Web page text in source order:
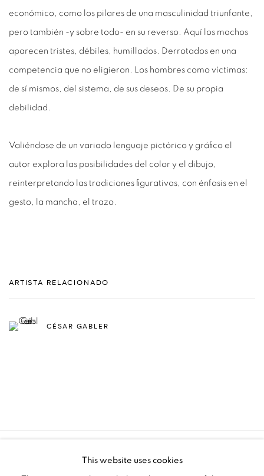
económico, como los pilares de una masculinidad triunfante,
pero también -y sobre todo- en su reverso. Aquí los machos
aparecen tristes, débiles, humillados. Derrotados en una
competencia que no eligieron. Los hombres como víctimas:
de sí mismos, del sistema, de sus deseos. De su propia
debilidad.
Valiéndose de un variado lenguaje pictórico y gráfico el
autor explora las posibilidades del color y el dibujo,
reinterpretando las tradiciones figurativas, con énfasis en el
gesto, la mancha, el trazo.
ARTISTA RELACIONADO
CÉSAR GABLER
This website uses cookies